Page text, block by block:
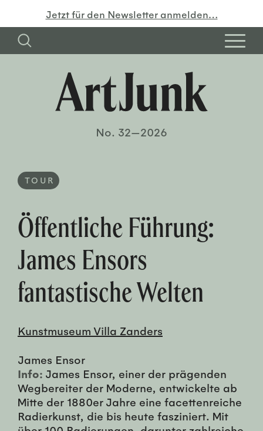
Jetzt für den Newsletter anmelden…
No. 32—2026
TOUR
Öffentliche Führung:
James Ensors
fantastische Welten
Kunstmuseum Villa Zanders
James Ensor
Info: James Ensor, einer der prägenden
Wegbereiter der Moderne, entwickelte ab
Mitte der 1880er Jahre eine facettenreiche
Radierkunst, die bis heute fasziniert. Mit